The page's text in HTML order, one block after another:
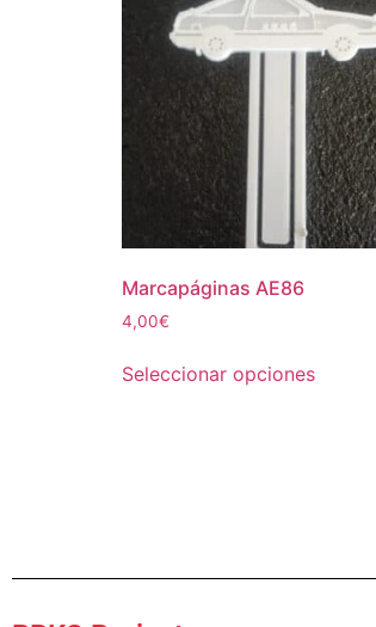
Marcapáginas AE86
4,00€
Seleccionar opciones